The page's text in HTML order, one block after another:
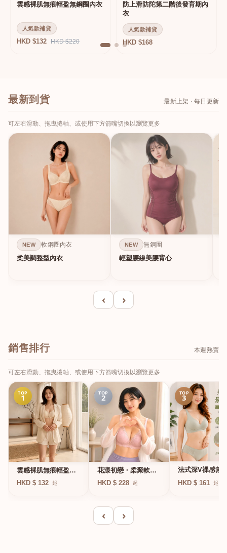
雲感裸肌無痕輕盈無鋼圈內衣
人氣款補貨
HKD $132 HKD $220
防上滑防陀第二階後發育期內
衣
人氣款補貨
HKD $168
最新到貨 最新上架 · 每日更新
可左右滑動、拖曳捲軸、或使用下方箭嘴切換以瀏覽更多
NEW 軟鋼圈內衣
柔美調整型內衣
NEW 無鋼圈
輕塑腰線美腰背心
‹ ›
銷售排行 本週熱賣
可左右滑動、拖曳捲軸、或使用下方箭嘴切換以瀏覽更多
TOP
1
雲感裸肌無痕輕盈無
鋼圈內衣
HKD $ 132 起
TOP
2
花漾初戀・柔聚軟鋼
圈蕾絲內衣
HKD $ 228 起
TOP
3
法式深V祼感無
凍軟支撐條無鋼
HKD $ 161 起
‹ ›